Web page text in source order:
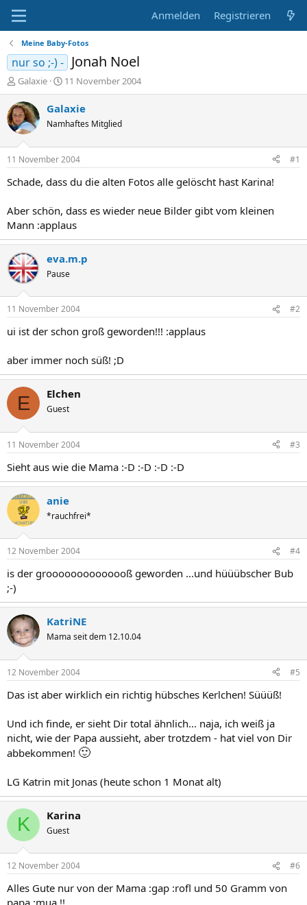
Anmelden Registrieren
Meine Baby-Fotos
nur so ;-) - Jonah Noel
E
r
s
t
e
e
r
Galaxie
E
r
s
t
e
l
t
a
11 November 2004
Galaxie
Namhaftes Mitglied
11 November 2004 #1
Schade, dass du die alten Fotos alle gelöscht hast Karina!
Aber schön, dass es wieder neue Bilder gibt vom kleinen
Mann :applaus
eva.m.p
Pause
11 November 2004 #2
ui ist der schon groß geworden!!! :applaus
aber immer noch süß! ;D
E Elchen
Guest
11 November 2004 #3
Sieht aus wie die Mama :-D :-D :-D :-D
anie
*rauchfrei*
12 November 2004 #4
is der groooooooooooooß geworden ...und hüüübscher Bub
;-)
KatriNE
Mama seit dem 12.10.04
12 November 2004 #5
Das ist aber wirklich ein richtig hübsches Kerlchen! Süüüß!
Und ich finde, er sieht Dir total ähnlich... naja, ich weiß ja
nicht, wie der Papa aussieht, aber trotzdem - hat viel von Dir
abbekommen! 🙂
LG Katrin mit Jonas (heute schon 1 Monat alt)
K Karina
Guest
12 November 2004 #6
Alles Gute nur von der Mama :gap :rofl und 50 Gramm von
papa :mua !!